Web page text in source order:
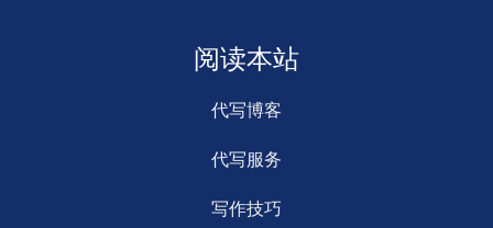
阅读本站
代写博客
代写服务
写作技巧